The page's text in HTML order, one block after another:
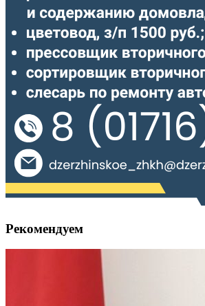
Рекомендуем